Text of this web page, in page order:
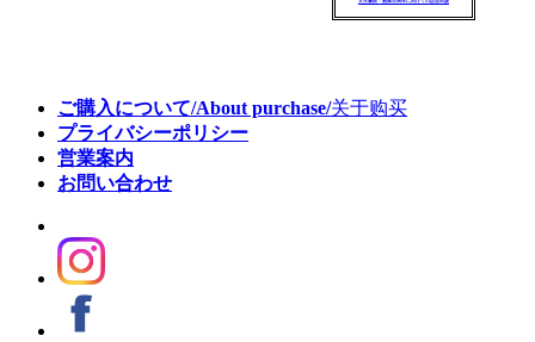
ご購入について/About purchase/关于购买
プライバシーポリシー
営業案内
お問い合わせ